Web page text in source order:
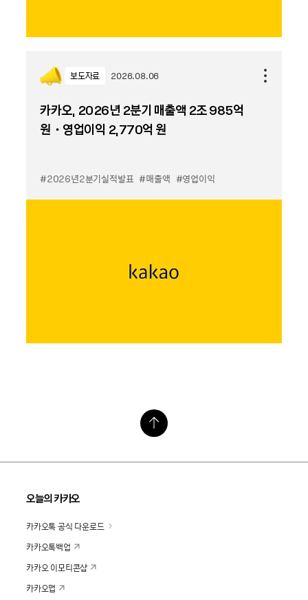
보도자료 2026.08.06
카카오, 2026년 2분기 매출액 2조 985억
원・영업이익 2,770억 원
#2026년2분기실적발표 #매출액 #영업이익
오늘의 카카오
카카오톡 공식 다운로드
카카오톡백업
카카오 이모티콘샵
카카오맵